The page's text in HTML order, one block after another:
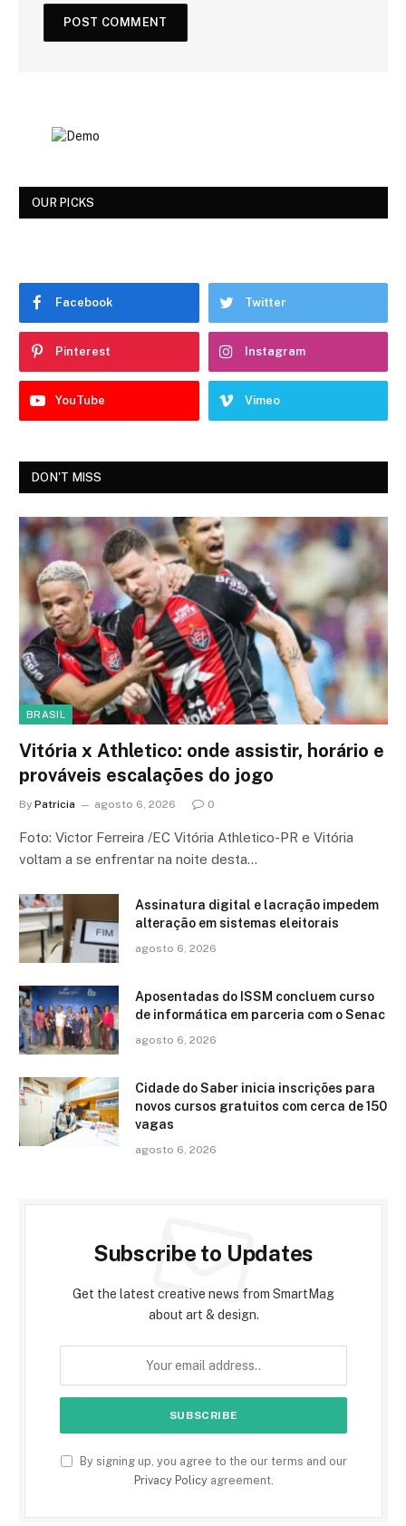
OUR PICKS
Facebook Twitter
Pinterest Instagram
YouTube Vimeo
DON'T MISS
BRASIL
Vitória x Athletico: onde assistir, horário e
prováveis escalações do jogo
By Patricia agosto 6, 2026 0
Foto: Victor Ferreira /EC Vitória Athletico-PR e Vitória
voltam a se enfrentar na noite desta…
Assinatura digital e lacração impedem
alteração em sistemas eleitorais
agosto 6, 2026
Aposentadas do ISSM concluem curso
de informática em parceria com o Senac
agosto 6, 2026
Cidade do Saber inicia inscrições para
novos cursos gratuitos com cerca de 150
vagas
agosto 6, 2026
Subscribe to Updates
Get the latest creative news from SmartMag
about art & design.
By signing up, you agree to the our terms and our
Privacy Policyagreement.